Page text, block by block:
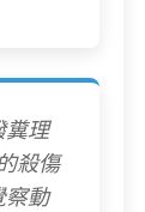
糞理
殺傷
察動